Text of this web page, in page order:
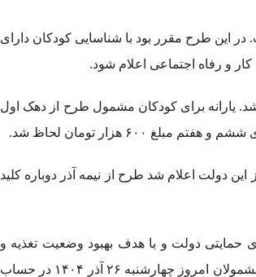
این طرح مقرر بود با شناسایی کودکان دارای
و رفاه اجتماعی اعلام شود.
دارای سوءتغذیه بین ۵ تا ۵۹ ماه شناسایی شد. یارانه برای کودکان مشمول طرح از دهک اول
هزار تومان لحاظ شد.
دولت اعلام شد طرح از نیمه آذر دوباره کلید
حمایتی دولت و با هدف بهبود وضعیت تغذیه و
ارتقای سلامت کودکان دچار سوءتغذیه، کمک‌هزینه حمایتی ویژه این گروه از مشمولان امروز چهارشنبه ۲۶ آذر ۱۴۰۴ در حساب